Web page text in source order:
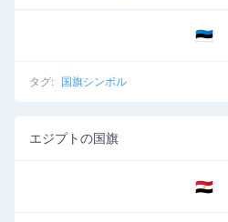
🇪🇪
タグ: 国旗シンボル
エジプトの国旗
🇪🇬